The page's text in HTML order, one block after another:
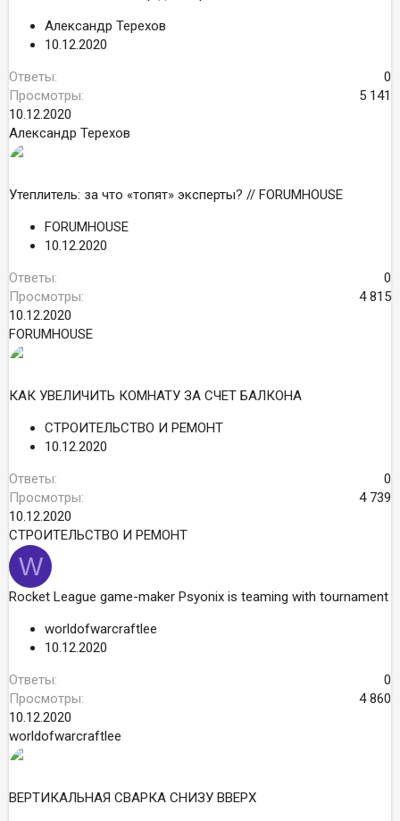
Александр Терехов
10.12.2020
Ответы
0
Просмотры
5 141
10.12.2020
Александр Терехов
Утеплитель: за что «топят» эксперты? // FORUMHOUSE
FORUMHOUSE
10.12.2020
Ответы
0
Просмотры
4 815
10.12.2020
FORUMHOUSE
КАК УВЕЛИЧИТЬ КОМНАТУ ЗА СЧЕТ БАЛКОНА
СТРОИТЕЛЬСТВО И РЕМОНТ
10.12.2020
Ответы
0
Просмотры
4 739
10.12.2020
СТРОИТЕЛЬСТВО И РЕМОНТ
W
Rocket League game-maker Psyonix is teaming with tournament
worldofwarcraftlee
10.12.2020
Ответы
0
Просмотры
4 860
10.12.2020
worldofwarcraftlee
ВЕРТИКАЛЬНАЯ СВАРКА СНИЗУ ВВЕРХ